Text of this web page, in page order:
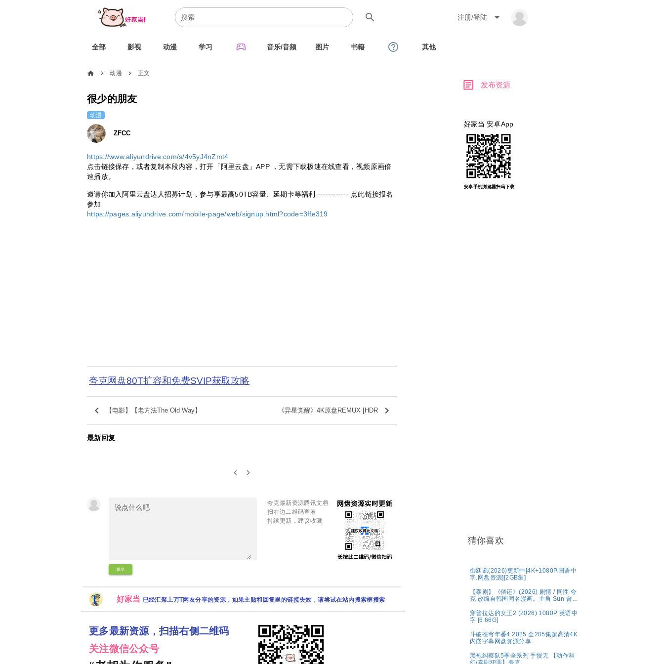
search 注册/登陆 arrow_drop_down
全部 影视 动漫 学习 sports_esports 音乐/音频 图片 书籍 help_outline 其他
home chevron_right 动漫 chevron_right 正文
很少的朋友
动漫
ZFCC
https://www.aliyundrive.com/s/4v5yJ4nZmt4
点击链接保存，或者复制本段内容，打开「阿里云盘」APP ，无需下载极速在线查看，视频原画倍
速播放。
邀请你加入阿里云盘达人招募计划，参与享最高50TB容量、延期卡等福利 ------------ 点此链接报名
参加
https://pages.aliyundrive.com/mobile-page/web/signup.html?code=3ffe319
夸克网盘80T扩容和免费SVIP获取攻略
keyboard_arrow_left 【电影】【老方法The Old Way】 《异星觉醒》4K原盘REMUX [HDR keyboard_arrow_right
最新回复
keyboard_arrow_left keyboard_arrow_right
提交
夸克最新资源腾讯文档
扫右边二维码查看
持续更新，建议收藏
好家当 已经汇聚上万T网友分享的资源，如果主贴和回复里的链接失效，请尝试在站内搜索框搜索
更多最新资源，扫描右侧二维码
关注微信公众号
article 发布资源
好家当 安卓App
安卓手机浏览器扫码下载
猜你喜欢
御廷谣(2026)更新中[4K+1080P.国语中
字.网盘资源][2GB集]
【泰剧】《偿还》(2026) 剧情 / 同性 夸
克 改编自韩国同名漫画。主角 Sun 曾为
中展开复仇与救赎之路。
穿普拉达的女王2 (2026) 1080P 英语中
字 [6.66G]
斗破苍穹年番4 2025 全205集超高清4K
内嵌字幕网盘资源分享
黑袍纠察队5季全系列 手慢无 【动作科
幻/喜剧犯罪】夸克